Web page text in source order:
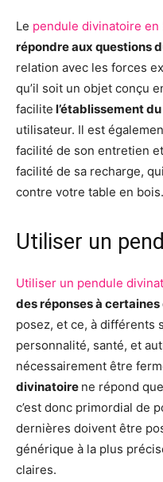
Le pendule divinatoire en
répondre aux questions
relation avec les forces
qu’il soit un objet conçu
facilite l’établissement
utilisateur. Il est
facilité de son entretien
facilité de sa recharge,
contre votre table en bois.
Utiliser un
Utiliser un pendule
des réponses à
posez, et ce, à différents
personnalité, santé, et
nécessairement être
divinatoire ne répond
c’est donc primordial de
dernières doivent être
générique à la plus
claires.